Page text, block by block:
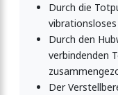
Drahtbügel
Federbügel
Durch die
Durch den
verbindenden
Der